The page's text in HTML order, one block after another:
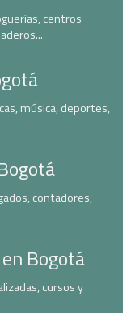
centros
música, deportes,
contadores,
Bogotá
cursos y